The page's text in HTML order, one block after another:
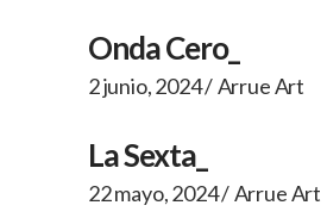
Onda Cero_
2 junio, 2024 Arrue Art
La Sexta_
22 mayo, 2024 Arrue Art